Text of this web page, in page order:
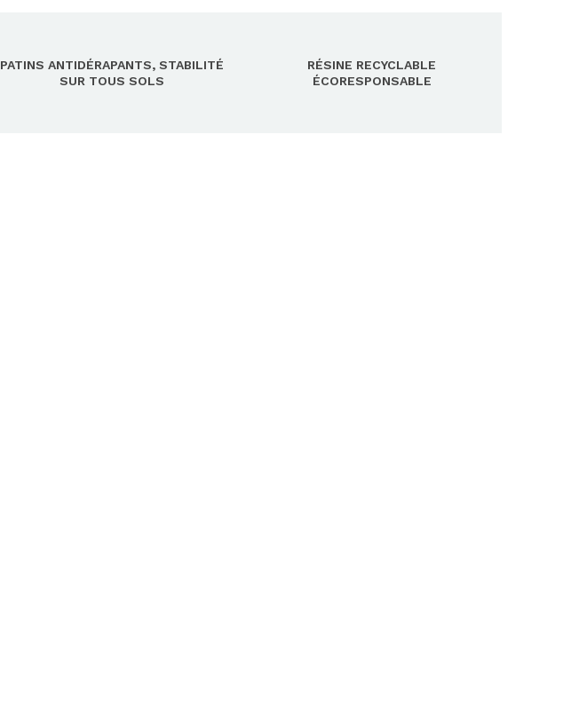
PATINS ANTIDÉRAPANTS, STABILITÉ
SUR TOUS SOLS
RÉSINE RECYCLABLE
ÉCORESPONSABLE